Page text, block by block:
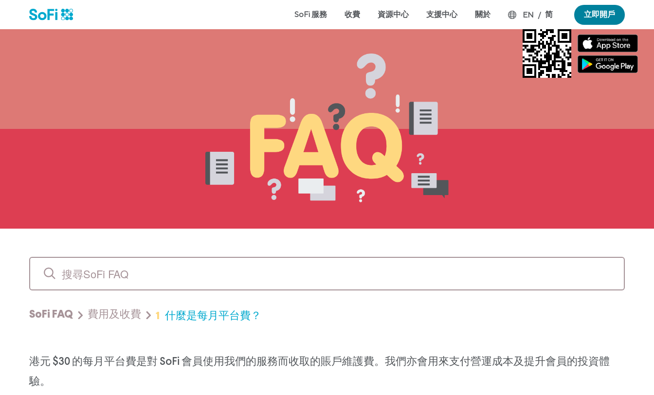
SoFi 服務 收費 資源中心 支援中心 關於 EN / 简 立即開戶
SoFi FAQ 費用及收費 1 什麼是每月平台費？
港元 $30 的每月平台費是對 SoFi 會員使用我們的服務而收取的賬戶維護費。我們亦會用來支付營運成本及提升會員的投資體
驗。